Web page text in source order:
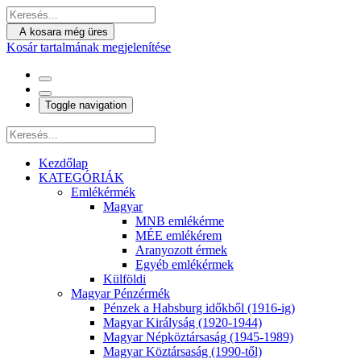
A kosara még üres
Kosár tartalmának megjelenítése
Toggle navigation
Kezdőlap
KATEGÓRIÁK
Emlékérmék
Magyar
MNB emlékérme
MÉE emlékérem
Aranyozott érmek
Egyéb emlékérmek
Külföldi
Magyar Pénzérmék
Pénzek a Habsburg időkből (1916-ig)
Magyar Királyság (1920-1944)
Magyar Népköztársaság (1945-1989)
Magyar Köztársaság (1990-től)